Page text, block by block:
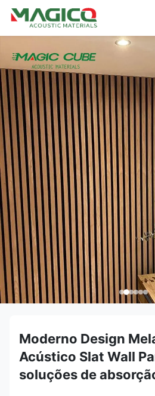
Moderno Design
Acústico Slat Wall
soluções de